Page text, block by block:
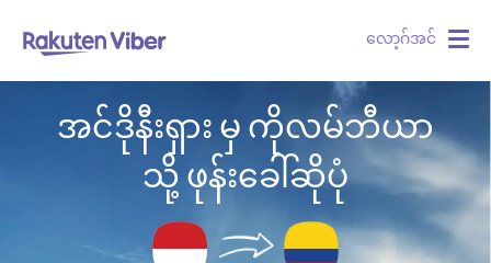
လော့ဂ်အင်
အင်ဒိုနီးရှား မှ ကိုလမ်ဘီယာ
သို့ ဖုန်းခေါ်ဆိုပုံ